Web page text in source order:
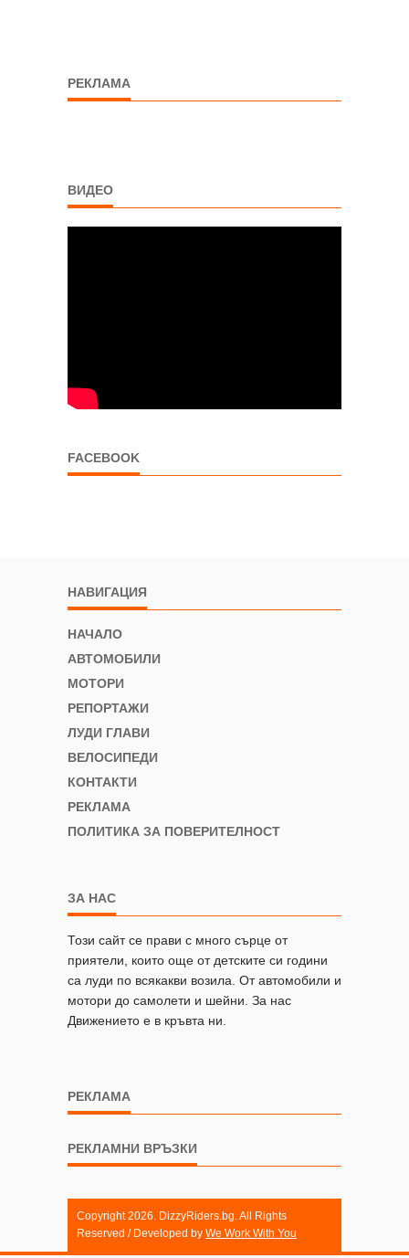
РЕКЛАМА
ВИДЕО
FACEBOOK
НАВИГАЦИЯ
НАЧАЛО
АВТОМОБИЛИ
МОТОРИ
РЕПОРТАЖИ
ЛУДИ ГЛАВИ
ВЕЛОСИПЕДИ
КОНТАКТИ
РЕКЛАМА
ПОЛИТИКА ЗА ПОВЕРИТЕЛНОСТ
ЗА НАС
Този сайт се прави с много сърце от
приятели, които още от детските си години
са луди по всякакви возила. От автомобили и
мотори до самолети и шейни. За нас
Движението е в кръвта ни.
РЕКЛАМА
РЕКЛАМНИ ВРЪЗКИ
Copyright 2026. DizzyRiders.bg. All Rights
Reserved / Developed by We Work With You